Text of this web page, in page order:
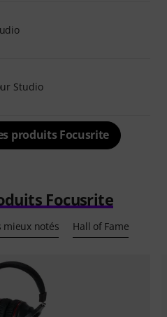
Studio
produits Focusrite
Focusrite
mieux notés Hall of Fame